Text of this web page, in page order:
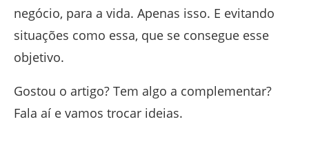
negócio, para a vida. Apenas isso. E evitando
situações como essa, que se consegue esse
objetivo.
Gostou o artigo? Tem algo a complementar?
Fala aí e vamos trocar ideias.